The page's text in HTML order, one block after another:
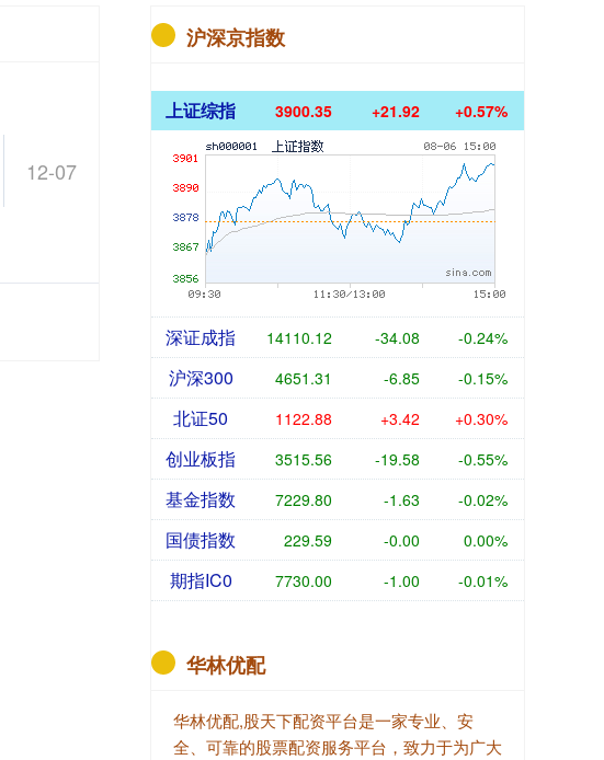
12-07
沪深京指数
上证综指 3900.35 +21.92 +0.57%
深证成指 14110.12 -34.08 -0.24%
沪深300 4651.31 -6.85 -0.15%
北证50 1122.88 +3.42 +0.30%
创业板指 3515.56 -19.58 -0.55%
基金指数 7229.80 -1.63 -0.02%
国债指数 229.59 -0.00 0.00%
期指IC0 7730.00 -1.00 -0.01%
华林优配
华林优配,股天下配资平台是一家专业、安
全、可靠的股票配资服务平台，致力于为广大